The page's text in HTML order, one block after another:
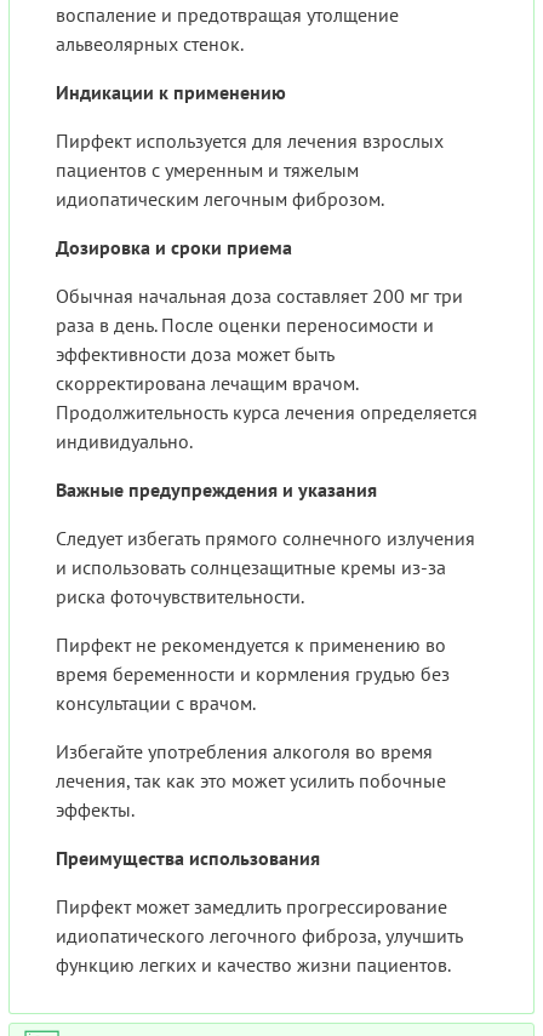
воспаление и предотвращая утолщение
альвеолярных стенок.
Индикации к применению
Пирфект используется для лечения взрослых
пациентов с умеренным и тяжелым
идиопатическим легочным фиброзом.
Дозировка и сроки приема
Обычная начальная доза составляет 200 мг три
раза в день. После оценки переносимости и
эффективности доза может быть
скорректирована лечащим врачом.
Продолжительность курса лечения определяется
индивидуально.
Важные предупреждения и указания
Следует избегать прямого солнечного излучения
и использовать солнцезащитные кремы из-за
риска фоточувствительности.
Пирфект не рекомендуется к применению во
время беременности и кормления грудью без
консультации с врачом.
Избегайте употребления алкоголя во время
лечения, так как это может усилить побочные
эффекты.
Преимущества использования
Пирфект может замедлить прогрессирование
идиопатического легочного фиброза, улучшить
функцию легких и качество жизни пациентов.